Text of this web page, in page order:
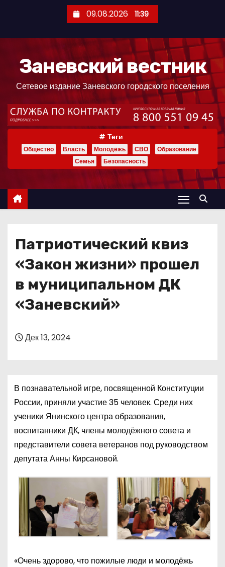
ж
09.08.2026 11:39
Заневский вестник
Сетевое издание Заневского городского поселения
Теги
Общество Власть Молодёжь СВО
Образование
Семья
Безопасность
Патриотический квиз
«Закон жизни» прошел
в муниципальном ДК
«Заневский»
Дек 13, 2024
В познавательной игре, посвященной Конституции
России, приняли участие 35 человек. Среди них
ученики Янинского центра образования,
воспитанники ДК, члены молодёжного совета и
представители совета ветеранов под руководством
депутата Анны Кирсановой.
«Очень здорово, что пожилые люди и молодёжь